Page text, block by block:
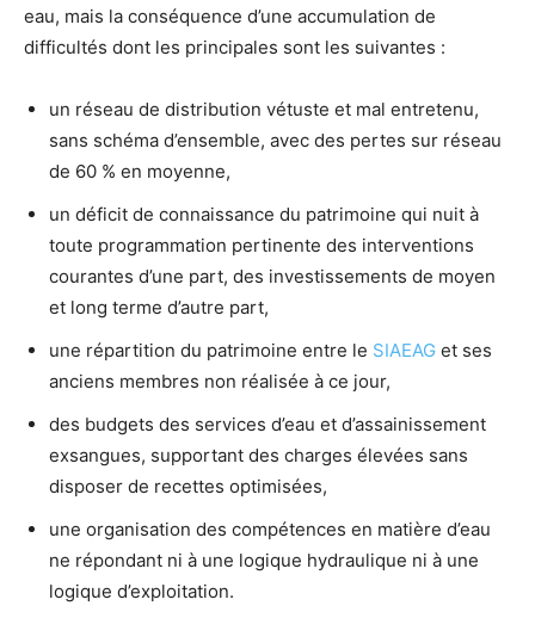
eau, mais la conséquence d’une accumulation de
difficultés dont les principales sont les suivantes :
un réseau de distribution vétuste et mal entretenu,
sans schéma d’ensemble, avec des pertes sur réseau
de 60 % en moyenne,
un déficit de connaissance du patrimoine qui nuit à
toute programmation pertinente des interventions
courantes d’une part, des investissements de moyen
et long terme d’autre part,
une répartition du patrimoine entre le SIAEAG et ses
anciens membres non réalisée à ce jour,
des budgets des services d’eau et d’assainissement
exsangues, supportant des charges élevées sans
disposer de recettes optimisées,
une organisation des compétences en matière d’eau
ne répondant ni à une logique hydraulique ni à une
logique d’exploitation.